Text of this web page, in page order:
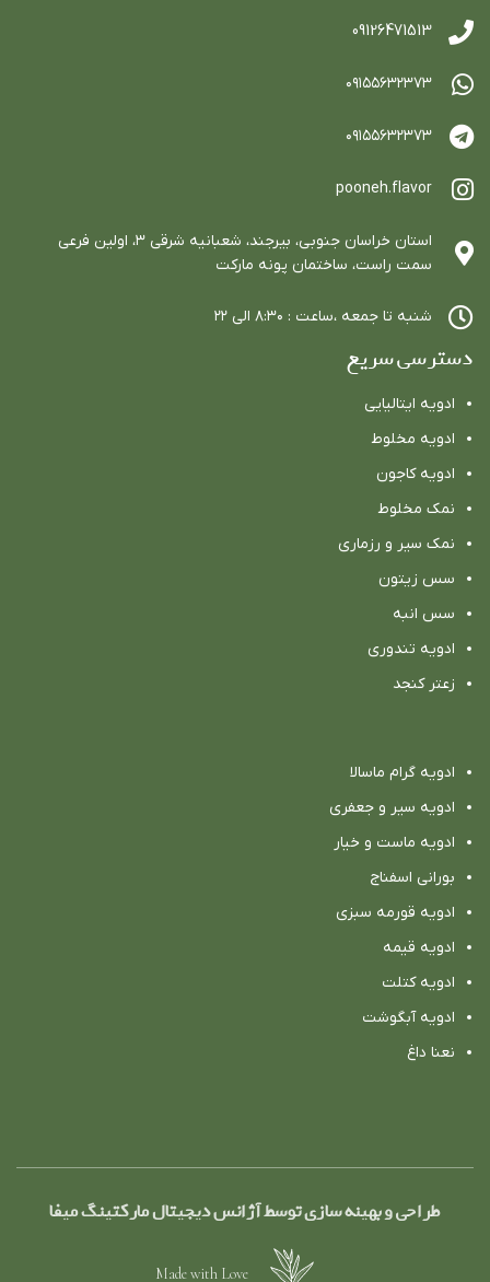
09126471513
٠٩١٥٥٦٣٢٣٧٣
٠٩١٥٥٦٣٢٣٧٣
pooneh.flavor
استان خراسان جنوبي، بيرجند، شعبانيه شرقي ٣، اولين فرعي
سمت راست، ساختمان پونه ماركت
شنبه تا جمعه ،ساعت : ٨:٣٠ الي ٢٢
دسترسی سریع
ادویه ایتالیایی
ادویه مخلوط
ادویه كاجون
نمک مخلوط
نمک سیر و رزماری
سس زیتون
سس انبه
ادویه تندوری
زعتر کنجد
ادویه گرام ماسالا
ادویه سیر و جعفری
ادویه ماست و خیار
بورانی اسفناج
ادویه قورمه سبزی
ادویه قیمه
ادویه کتلت
ادویه آبگوشت
نعنا داغ
طراحی و بهینه سازی توسط آژانس دیجیتال مارکتینگ میفا
Made with Love